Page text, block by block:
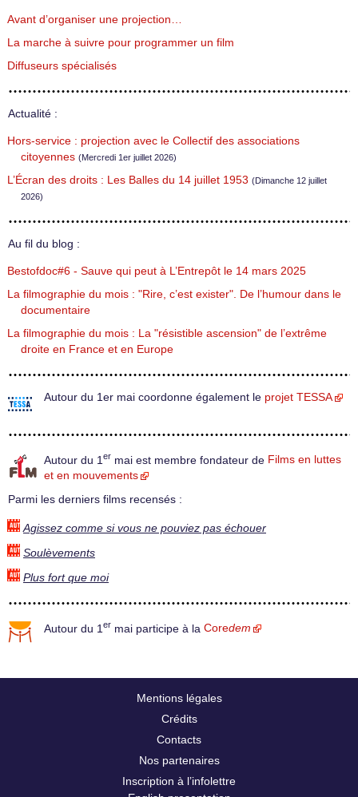
Avant d’organiser une projection…
La marche à suivre pour programmer un film
Diffuseurs spécialisés
Actualité :
Hors-service : projection avec le Collectif des associations
citoyennes (Mercredi 1er juillet 2026)
L’Écran des droits : Les Balles du 14 juillet 1953 (Dimanche 12 juillet
2026)
Au fil du blog :
Bestofdoc#6 - Sauve qui peut à L’Entrepôt le 14 mars 2025
La filmographie du mois : "Rire, c’est exister". De l’humour dans le
documentaire
La filmographie du mois : La "résistible ascension" de l’extrême
droite en France et en Europe
Autour du 1er mai coordonne également le projet TESSA
Autour du 1 er mai est membre fondateur de Films en luttes
et en mouvements
Parmi les derniers films recensés :
Agissez comme si vous ne pouviez pas échouer
Soulèvements
Plus fort que moi
Autour du 1 er mai participe à la Coredem
Mentions légales
Crédits
Contacts
Nos partenaires
Inscription à l’infolettre